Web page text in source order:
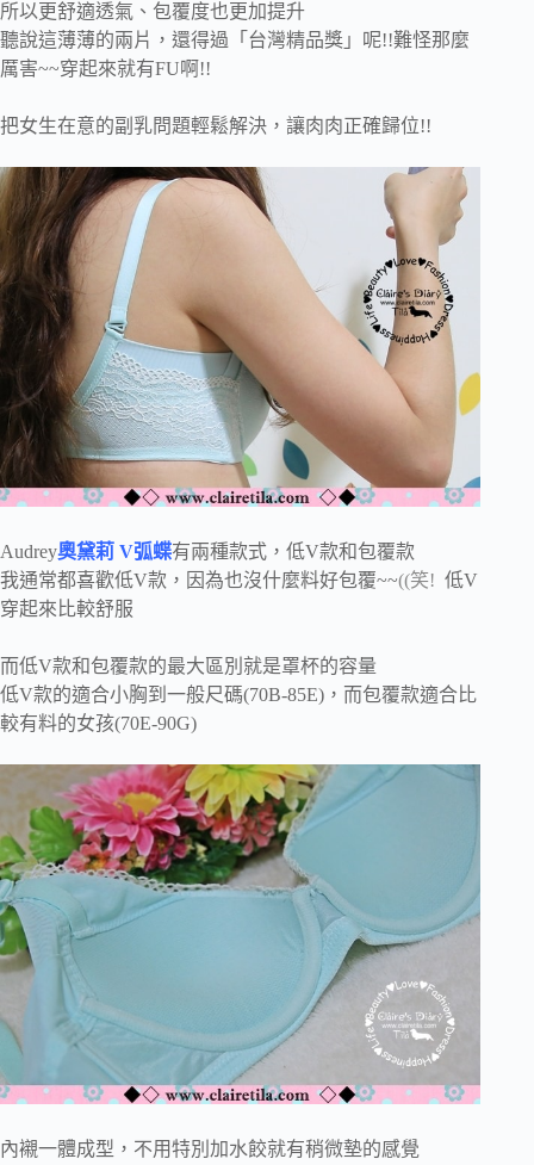
所以更舒適透氣、包覆度也更加提升
聽說這薄薄的兩片，還得過「台灣精品獎」呢!!難怪那麼
厲害~~穿起來就有FU啊!!
把女生在意的副乳問題輕鬆解決，讓肉肉正確歸位!!
Audrey奧黛莉 V弧蝶有兩種款式，低V款和包覆款
我通常都喜歡低V款，因為也沒什麼料好包覆~~((笑! 低V
穿起來比較舒服
而低V款和包覆款的最大區別就是罩杯的容量
低V款的適合小胸到一般尺碼(70B-85E)，而包覆款適合比
較有料的女孩(70E-90G)
內襯一體成型，不用特別加水餃就有稍微墊的感覺